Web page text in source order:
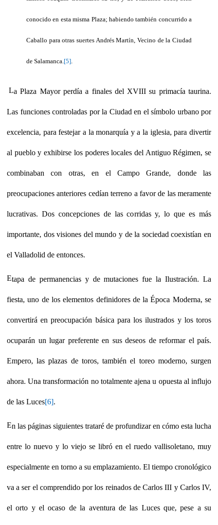
conocido en esta misma Plaza; habiendo también concurrido a
Caballo para otras suertes Andrés Martín, Vecino de la Ciudad
de Salamanca.[5].
La Plaza Mayor perdía a finales del XVIII su primacía taurina.
Las funciones controladas por la Ciudad en el símbolo urbano por
excelencia, para festejar a la monarquía y a la iglesia, para divertir
al pueblo y exhibirse los poderes locales del Antiguo Régimen, se
combinaban con otras, en el Campo Grande, donde las
preocupaciones anteriores cedían terreno a favor de las meramente
lucrativas. Dos concepciones de las corridas y, lo que es más
importante, dos visiones del mundo y de la sociedad coexistían en
el Valladolid de entonces.
Etapa de permanencias y de mutaciones fue la Ilustración. La
fiesta, uno de los elementos definidores de la Época Moderna, se
convertirá en preocupación básica para los ilustrados y los toros
ocuparán un lugar preferente en sus deseos de reformar el país.
Empero, las plazas de toros, también el toreo moderno, surgen
ahora. Una transformación no totalmente ajena u opuesta al influjo
de las Luces[6].
En las páginas siguientes trataré de profundizar en cómo esta lucha
entre lo nuevo y lo viejo se libró en el ruedo vallisoletano, muy
especialmente en torno a su emplazamiento. El tiempo cronológico
va a ser el comprendido por los reinados de Carlos III y Carlos IV,
el orto y el ocaso de la aventura de las Luces que, pese a su